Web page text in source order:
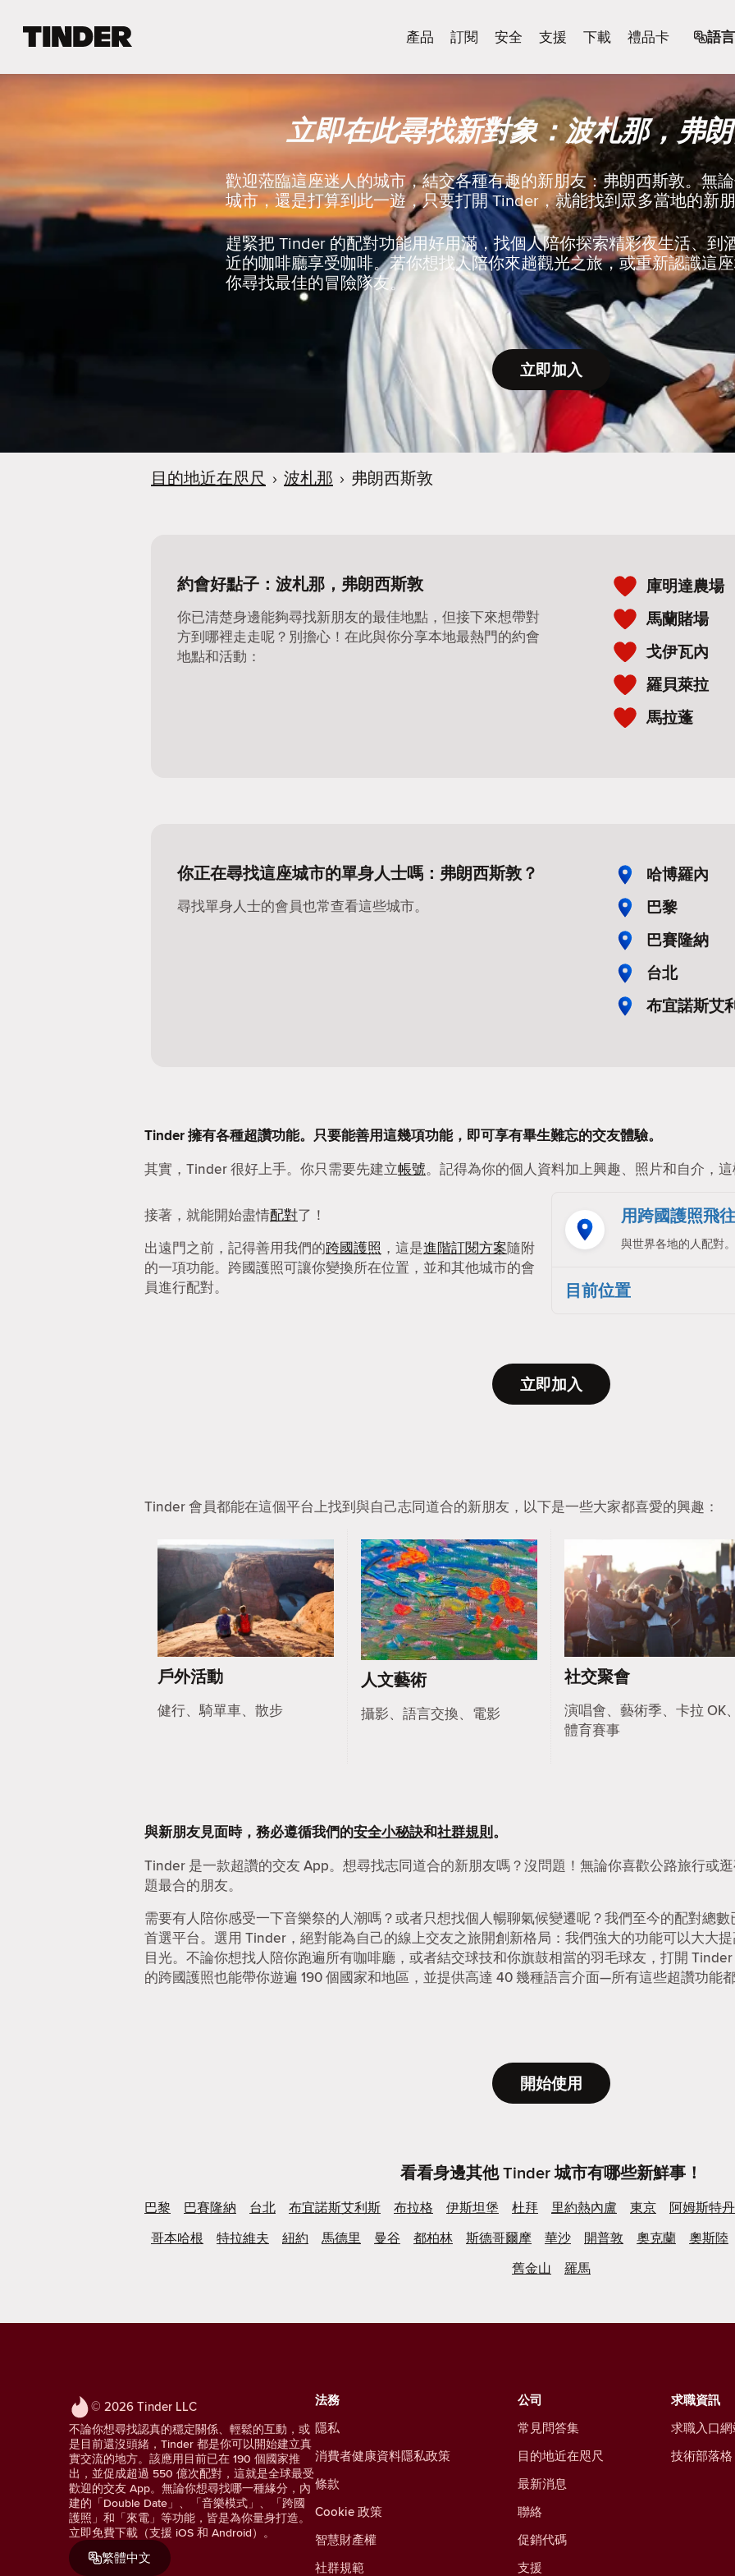
d
產品 訂閱 安全 支援 下載 禮品卡 語言
立即在此尋找新對象：波札那，弗
歡迎蒞臨這座迷人的城市，結交各種有趣的新朋友：弗朗西斯敦。無
城市，還是打算到此一遊，只要打開 Tinder，就能找到眾多當地的新
趕緊把 Tinder 的配對功能用好用滿，找個人陪你探索精彩夜生活、到
近的咖啡廳享受咖啡。若你想找人陪你來趟觀光之旅，或重新認識這
你尋找最佳的冒險隊友。
立即加入
目的地近在咫尺 › 波札那 › 弗朗西斯敦
約會好點子：波札那，弗朗西斯敦
你已清楚身邊能夠尋找新朋友的最佳地點，但接下來想帶對
方到哪裡走走呢？別擔心！在此與你分享本地最熱門的約會
地點和活動：
庫明達農場
馬蘭賭場
戈伊瓦內
羅貝萊拉
馬拉蓬
你正在尋找這座城市的單身人士嗎：弗朗西斯敦？
尋找單身人士的會員也常查看這些城市。
哈博羅內
巴黎
巴賽隆納
台北
布宜諾斯艾
Tinder 擁有各種超讚功能。只要能善用這幾項功能，即可享有畢生難忘的交友體驗。
其實，Tinder 很好上手。你只需要先建立帳號。記得為你的個人資料加上興趣、照片和自介，
接著，就能開始盡情配對了！
出遠門之前，記得善用我們的跨國護照 ，這是進階訂閱方案隨附
的一項功能。跨國護照可讓你變換所在位置，並和其他城市的會
員進行配對。
用跨國護照飛
與世界各地的人配對
目前位置
立即加入
Tinder 會員都能在這個平台上找到與自己志同道合的新朋友，以下是一些大家都喜愛的興趣：
戶外活動
健行、騎單車、散步
人文藝術
攝影、語言交換、電影
社交聚會
演唱會、藝術季、卡拉 OK
體育賽事
與新朋友見面時，務必遵循我們的安全小秘訣和社群規則。
Tinder 是一款超讚的交友 App。想尋找志同道合的新朋友嗎？沒問題！無論你喜歡公路旅行或
題最合的朋友。
需要有人陪你感受一下音樂祭的人潮嗎？或者只想找個人暢聊氣候變遷呢？我們至今的配對總
首選平台。選用 Tinder，絕對能為自己的線上交友之旅開創新格局：我們強大的功能可以大大
目光。不論你想找人陪你跑遍所有咖啡廳，或者結交球技和你旗鼓相當的羽毛球友，打開
的跨國護照也能帶你遊遍 190 個國家和地區，並提供高達 40 幾種語言介面—所有這些超讚功能
開始使用
看看身邊其他 Tinder 城市有哪些新鮮事！
巴黎 巴賽隆納 台北 布宜諾斯艾利斯 布拉格 伊斯坦堡 杜拜 里約熱內盧 東京
阿姆斯特丹
哥本哈根
特拉維夫 紐約 馬德里 曼谷 都柏林 斯德哥爾摩 華沙 開普敦 奧克蘭
奧斯陸
舊金山
羅馬
© 2026 Tinder LLC
不論你想尋找認真的穩定關係、輕鬆的互動，或
是目前還沒頭緒，Tinder 都是你可以開始建立真
實交流的地方。該應用目前已在 190 個國家推
出，並促成超過 550 億次配對，這就是全球最受
歡迎的交友 App。無論你想尋找哪一種緣分，內
建的「Double Date」、「音樂模式」、「跨國
護照」和「來電」等功能，皆是為你量身打造。
立即免費下載（支援 iOS 和 Android）。
繁體中文
法務
隱私
消費者健康資料隱私政策
條款
Cookie 政策
智慧財產權
社群規範
求職資訊
求職入口
技術部落格
公司
常見問答集
目的地近在咫尺
最新消息
聯絡
促銷代碼
支援